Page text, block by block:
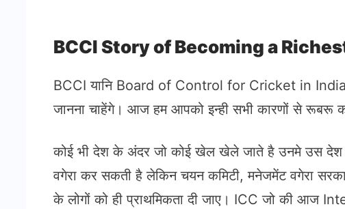
BCCI Story of Becoming a
BCCI यानि Board of Control for Cricket in India
जानना चाहेंगे। आज हम आपको इन्ही सभी कारणों से रूबरू
कोई भी देश के अंदर जो कोई खेल खेले जाते है उनमे उस देश
वगेरा कर सकती है लेकिन चयन कमिटी, मनेजमेंट वगेरा
के लोगों को ही प्राथमिकता दी जाए। ICC जो की